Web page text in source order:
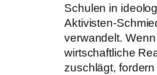
Schulen in
Aktivisten-
verwandelt.
wirtschaftliche
zuschlägt, fordern